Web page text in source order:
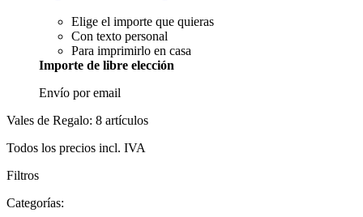
Elige el importe que quieras
Con texto personal
Para imprimirlo en casa
Importe de libre elección
Envío por email
Vales de Regalo: 8 artículos
Todos los precios incl. IVA
Filtros
Categorías: